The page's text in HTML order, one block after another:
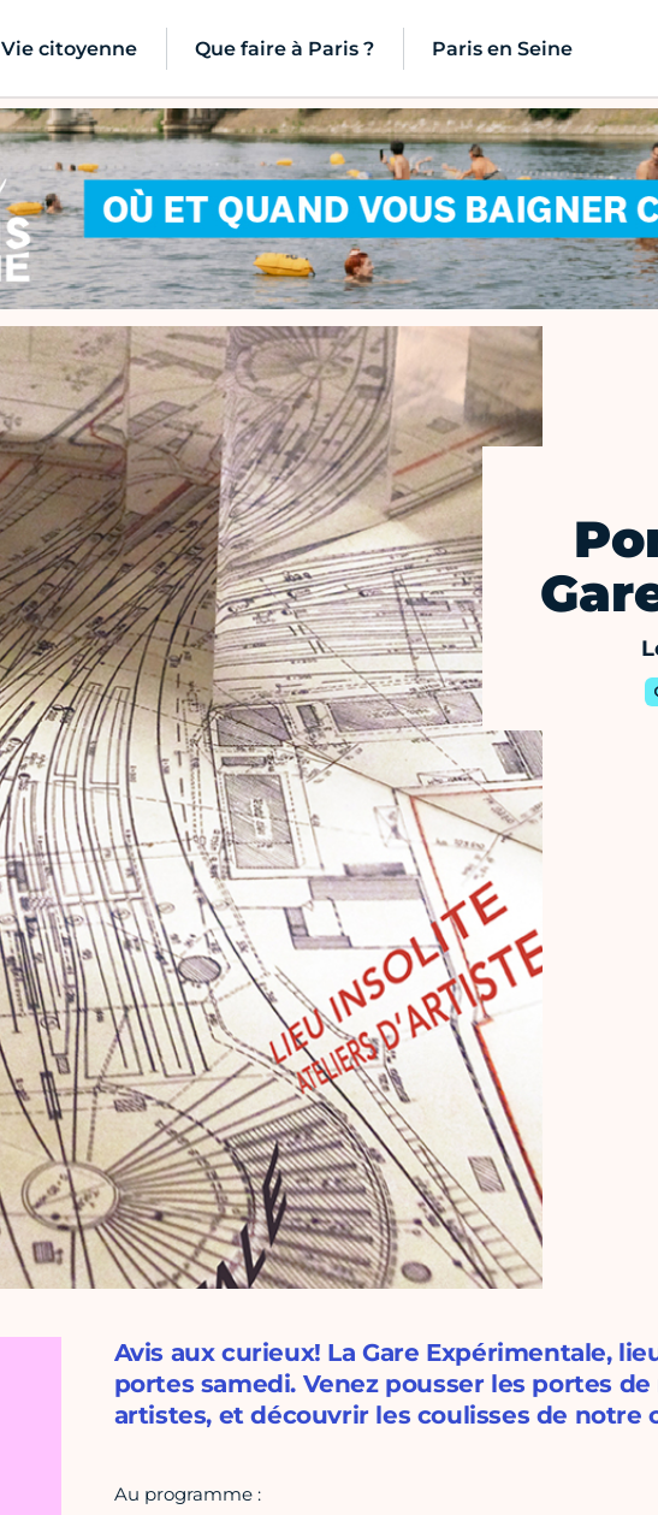
Vie citoyenne Que faire à Paris ? Paris en Seine
Avis aux curieux! La Gare Expérimentale,
portes samedi. Venez pousser les portes
artistes, et découvrir les coulisses de notre
Au programme :